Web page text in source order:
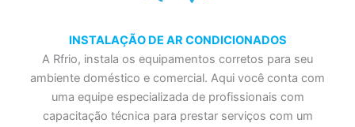
INSTALAÇÃO DE AR CONDICIONADOS
A Rfrio, instala os equipamentos corretos para seu
ambiente doméstico e comercial. Aqui você conta com
uma equipe especializada de profissionais com
capacitação técnica para prestar serviços com um